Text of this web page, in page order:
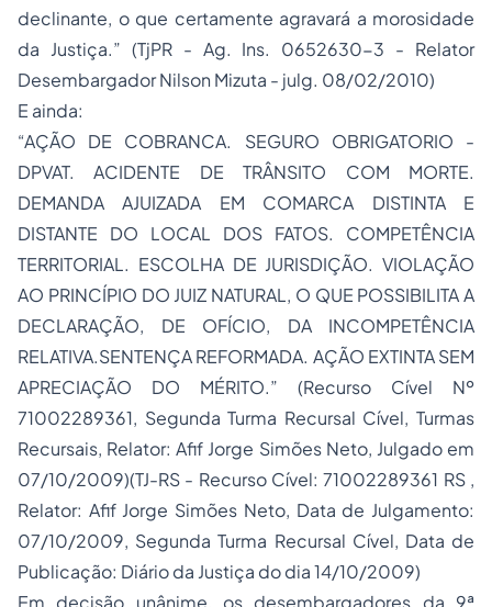
declinante, o que certamente agravará a morosidade
da Justiça.” (TjPR - Ag. Ins. 0652630-3 - Relator
Desembargador Nilson Mizuta - julg. 08/02/2010)
E ainda:
“AÇÃO DE COBRANCA. SEGURO OBRIGATORIO -
DPVAT. ACIDENTE DE TRÂNSITO COM MORTE.
DEMANDA AJUIZADA EM COMARCA DISTINTA E
DISTANTE DO LOCAL DOS FATOS. COMPETÊNCIA
TERRITORIAL. ESCOLHA DE JURISDIÇÃO. VIOLAÇÃO
AO PRINCÍPIO DO JUIZ NATURAL, O QUE POSSIBILITA A
DECLARAÇÃO, DE OFÍCIO, DA INCOMPETÊNCIA
RELATIVA.SENTENÇA REFORMADA. AÇÃO EXTINTA SEM
APRECIAÇÃO DO MÉRITO.” (Recurso Cível Nº
71002289361, Segunda Turma Recursal Cível, Turmas
Recursais, Relator: Afif Jorge Simões Neto, Julgado em
07/10/2009)(TJ-RS - Recurso Cível: 71002289361 RS ,
Relator: Afif Jorge Simões Neto, Data de Julgamento:
07/10/2009, Segunda Turma Recursal Cível, Data de
Publicação: Diário da Justiça do dia 14/10/2009)
Em decisão unânime, os desembargadores da 9ª